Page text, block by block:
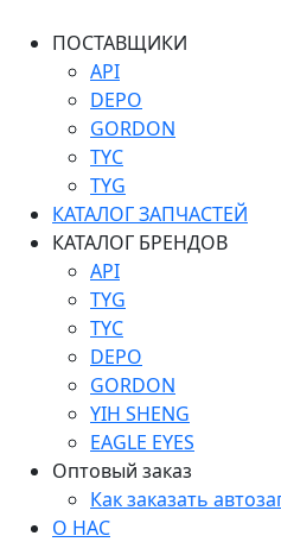
ПОСТАВЩИКИ
API
DEPO
GORDON
TYC
TYG
КАТАЛОГ ЗАПЧАСТЕЙ
КАТАЛОГ БРЕНДОВ
API
TYG
TYC
DEPO
GORDON
YIH SHENG
EAGLE EYES
Оптовый заказ
Как заказать
О НАС